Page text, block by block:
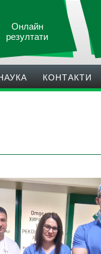
Онлайн
резултати
КОНТАКТИ